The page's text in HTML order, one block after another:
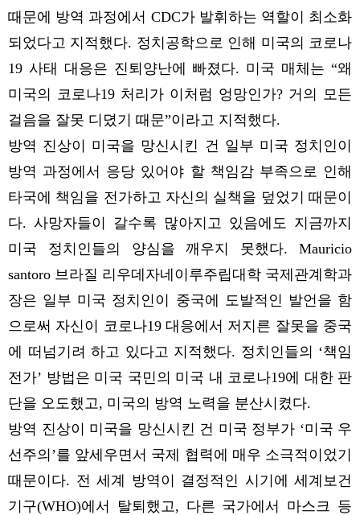
때문에 방역 과정에서 CDC가 발휘하는 역할이 최소화
되었다고 지적했다. 정치공학으로 인해 미국의 코로나
19 사태 대응은 진퇴양난에 빠졌다. 미국 매체는 “왜
미국의 코로나19 처리가 이처럼 엉망인가? 거의 모든
걸음을 잘못 디뎠기 때문”이라고 지적했다.
방역 진상이 미국을 망신시킨 건 일부 미국 정치인이
방역 과정에서 응당 있어야 할 책임감 부족으로 인해
타국에 책임을 전가하고 자신의 실책을 덮었기 때문이
다. 사망자들이 갈수록 많아지고 있음에도 지금까지
미국 정치인들의 양심을 깨우지 못했다. Mauricio
santoro 브라질 리우데자네이루주립대학 국제관계학과
장은 일부 미국 정치인이 중국에 도발적인 발언을 함
으로써 자신이 코로나19 대응에서 저지른 잘못을 중국
에 떠넘기려 하고 있다고 지적했다. 정치인들의 ‘책임
전가’ 방법은 미국 국민의 미국 내 코로나19에 대한 판
단을 오도했고, 미국의 방역 노력을 분산시켰다.
방역 진상이 미국을 망신시킨 건 미국 정부가 ‘미국 우
선주의’를 앞세우면서 국제 협력에 매우 소극적이었기
때문이다. 전 세계 방역이 결정적인 시기에 세계보건
기구(WHO)에서 탈퇴했고, 다른 국가에서 마스크 등